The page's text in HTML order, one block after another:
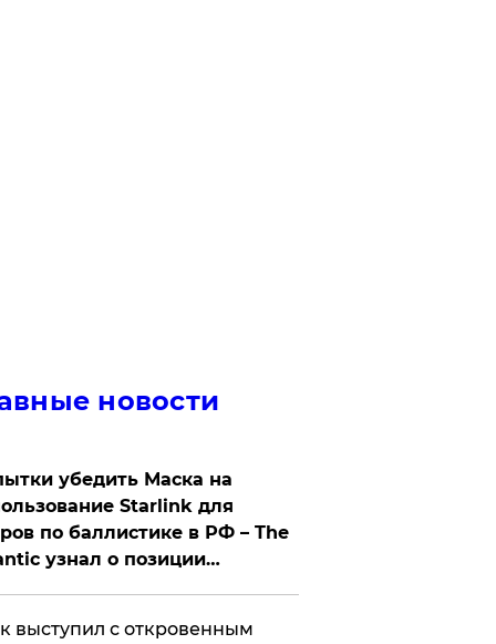
новости
убедить Маска на
Starlink для
по баллистике в РФ – The
узнал о позиции
выступил с откровенным